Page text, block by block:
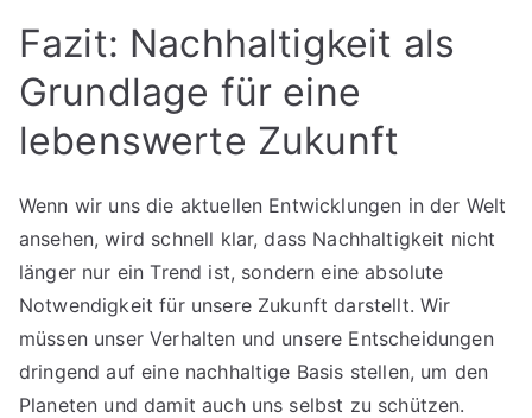
Fazit: Nachhaltigkeit als
Grundlage für eine
lebenswerte Zukunft
Wenn wir uns die aktuellen Entwicklungen in der Welt
ansehen, wird schnell klar, dass Nachhaltigkeit nicht
länger nur ein Trend ist, sondern eine absolute
Notwendigkeit für unsere Zukunft darstellt. Wir
müssen unser Verhalten und unsere Entscheidungen
dringend auf eine nachhaltige Basis stellen, um den
Planeten und damit auch uns selbst zu schützen.